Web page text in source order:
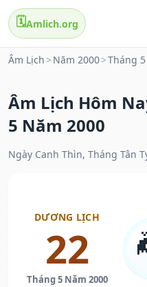
🗓️Amlich.org
Âm Lịch > Năm 2000>Tháng 5
Âm Lịch Hôm
5 Năm 2000
Ngày Canh Thìn, Tháng Tân
DƯƠNG LỊCH
22
Tháng 5 Năm 2000